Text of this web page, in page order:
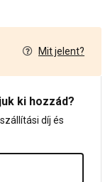
Mit jelent?
ki hozzád?
díj és